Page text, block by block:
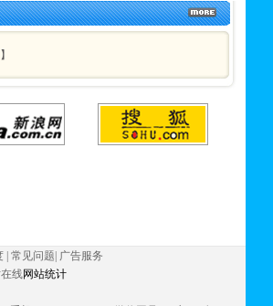
常见问题 广告服务
线网站统计